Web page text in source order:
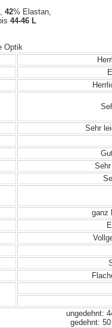
42% Elastan,
44-46 L
Optik
Sehr
ganz
ungedehnt:
gedehnt: